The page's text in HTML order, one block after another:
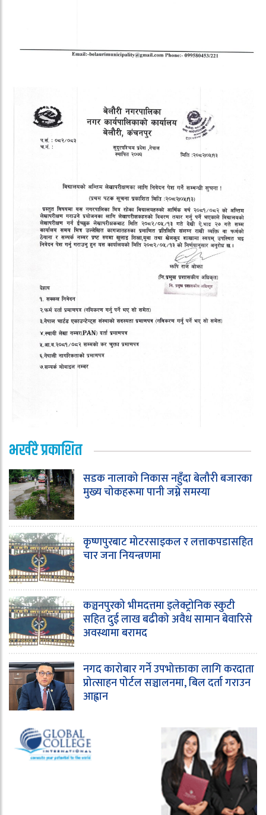
भर्खरै प्रकाशित
सडक नालाको निकास नहुँदा बेलौरी बजारका
मुख्य चोकहरूमा पानी जम्ने समस्या
कृष्णपुरबाट मोटरसाइकल र लत्ताकपडासहित
चार जना नियन्त्रणमा
कञ्चनपुरको भीमदत्तमा इलेक्ट्रोनिक स्कुटी
सहित दुई लाख बढीको अवैध सामान बेवारिसे
अवस्थामा बरामद
नगद कारोबार गर्ने उपभोक्ताका लागि करदाता
प्रोत्साहन पोर्टल सञ्चालनमा, बिल दर्ता गराउन
आह्वान